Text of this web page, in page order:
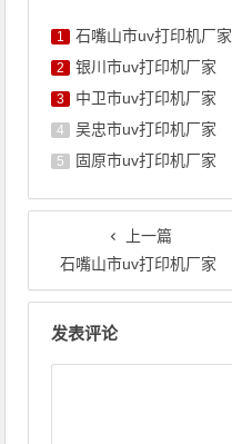
1 石嘴山市uv打印机厂家
2 银川市uv打印机厂家
3 中卫市uv打印机厂家
4 吴忠市uv打印机厂家
5 固原市uv打印机厂家
上一篇
石嘴山市uv打印机厂家
发表评论